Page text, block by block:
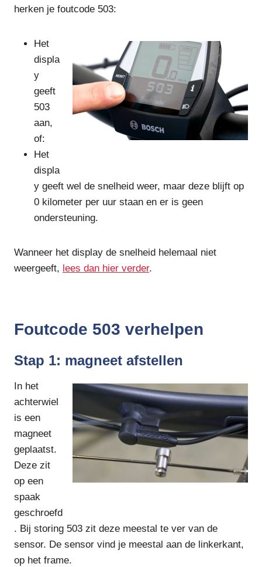
herken je foutcode 503:
Het
displa
y
geeft
503
aan,
of:
Het
displa
y geeft wel de snelheid weer, maar deze blijft op
0 kilometer per uur staan en er is geen
ondersteuning.
Wanneer het display de snelheid helemaal niet
weergeeft, lees dan hier verder.
Foutcode 503 verhelpen
Stap 1: magneet afstellen
In het
achterwiel
is een
magneet
geplaatst.
Deze zit
op een
spaak
geschroefd
. Bij storing 503 zit deze meestal te ver van de
sensor. De sensor vind je meestal aan de linkerkant,
op het frame.